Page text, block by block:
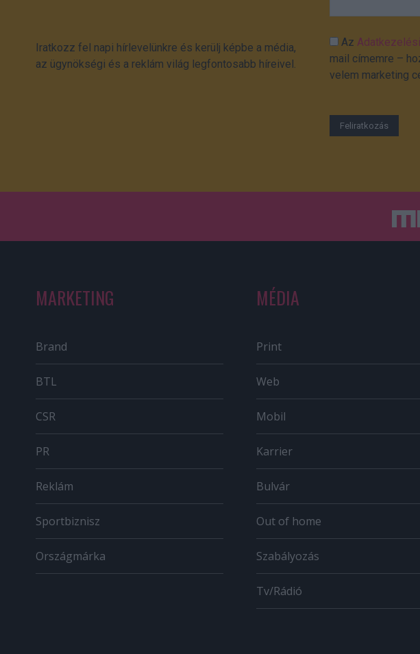
Iratkozz fel napi hírlevelünkre és kerülj képbe a média,
az ügynökségi és a reklám világ legfontosabb híreivel.
Az
mail címemre –
velem marketing
MARKETING
Brand
BTL
CSR
PR
Reklám
Sportbiznisz
Országmárka
MÉDIA
Print
Web
Mobil
Karrier
Bulvár
Out of home
Szabályozás
Tv/Rádió